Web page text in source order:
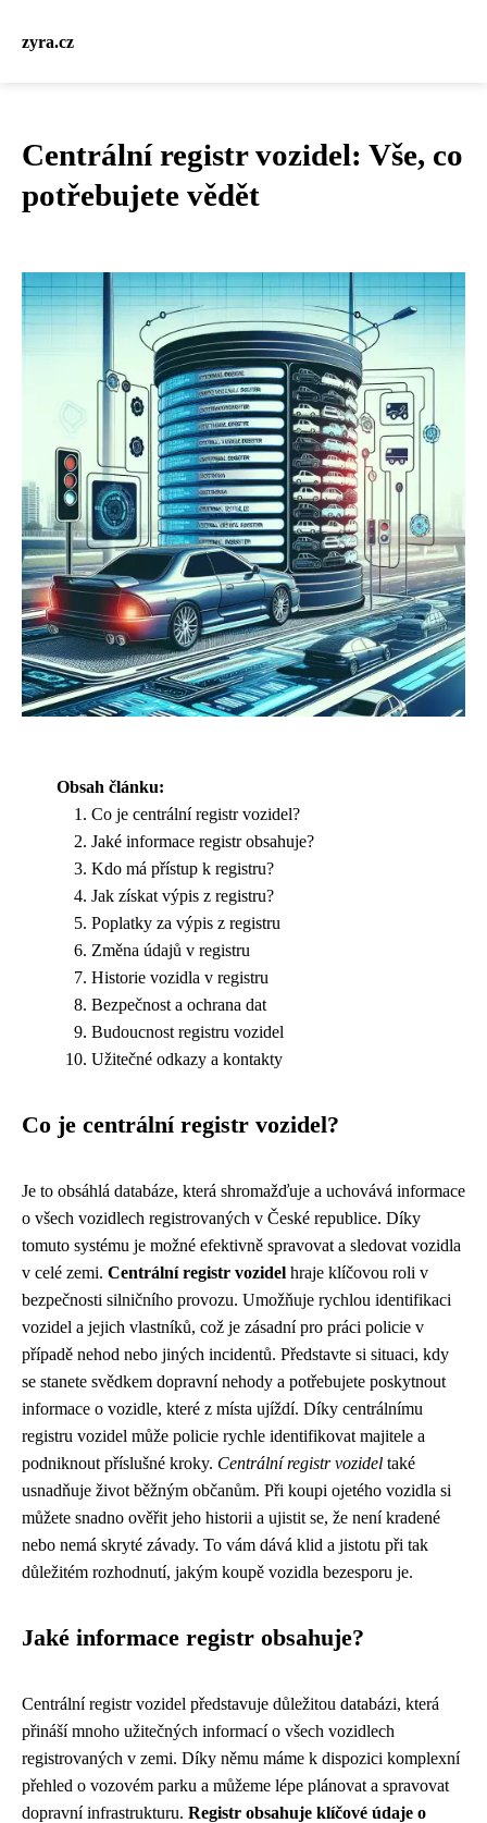
zyra.cz
Centrální registr vozidel: Vše, co
potřebujete vědět
Obsah článku:
Co je centrální registr vozidel?
Jaké informace registr obsahuje?
Kdo má přístup k registru?
Jak získat výpis z registru?
Poplatky za výpis z registru
Změna údajů v registru
Historie vozidla v registru
Bezpečnost a ochrana dat
Budoucnost registru vozidel
Užitečné odkazy a kontakty
Co je centrální registr vozidel?
Je to obsáhlá databáze, která shromažďuje a uchovává informace
o všech vozidlech registrovaných v České republice. Díky
tomuto systému je možné efektivně spravovat a sledovat vozidla
v celé zemi. Centrální registr vozidel hraje klíčovou roli v
bezpečnosti silničního provozu. Umožňuje rychlou identifikaci
vozidel a jejich vlastníků, což je zásadní pro práci policie v
případě nehod nebo jiných incidentů. Představte si situaci, kdy
se stanete svědkem dopravní nehody a potřebujete poskytnout
informace o vozidle, které z místa ujíždí. Díky centrálnímu
registru vozidel může policie rychle identifikovat majitele a
podniknout příslušné kroky. Centrální registr vozidel také
usnadňuje život běžným občanům. Při koupi ojetého vozidla si
můžete snadno ověřit jeho historii a ujistit se, že není kradené
nebo nemá skryté závady. To vám dává klid a jistotu při tak
důležitém rozhodnutí, jakým koupě vozidla bezesporu je.
Jaké informace registr obsahuje?
Centrální registr vozidel představuje důležitou databázi, která
přináší mnoho užitečných informací o všech vozidlech
registrovaných v zemi. Díky němu máme k dispozici komplexní
přehled o vozovém parku a můžeme lépe plánovat a spravovat
dopravní infrastrukturu. Registr obsahuje klíčové údaje o